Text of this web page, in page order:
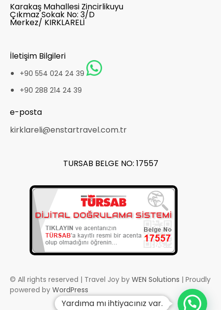
Karakaş Mahallesi Zincirlikuyu
Çıkmaz Sokak No: 3/D
Merkez/ KIRKLARELİ
İletişim Bilgileri
+90 554 024 24 39
+90 288 214 24 39
e-posta
kirklareli@enstartravel.com.tr
TURSAB BELGE NO: 17557
© All rights reserved | Travel Joy by WEN Solutions | Proudly
powered by WordPress
Yardıma mı ihtiyacınız var.